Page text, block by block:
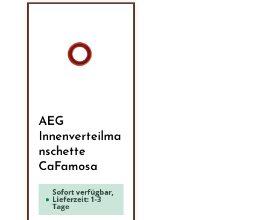
AEG
Innenverteilma
nschette
CaFamosa
Sofort verfügbar,
Lieferzeit: 1-3
Tage